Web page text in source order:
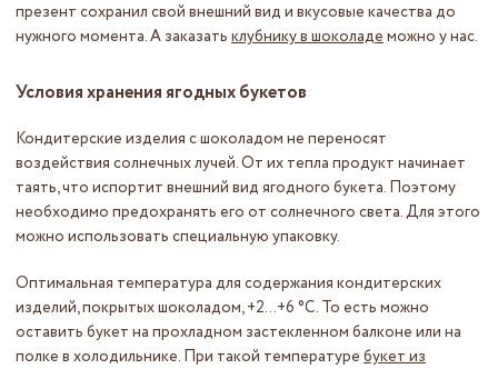
презент сохранил свой внешний вид и вкусовые качества до
нужного момента. А заказать клубнику в шоколадеможно у нас.
Условия хранения ягодных букетов
Кондитерские изделия с шоколадом не переносят
воздействия солнечных лучей. От их тепла продукт начинает
таять, что испортит внешний вид ягодного букета. Поэтому
необходимо предохранять его от солнечного света. Для этого
можно использовать специальную упаковку.
Оптимальная температура для содержания кондитерских
изделий, покрытых шоколадом, +2...+6 °С. То есть можно
оставить букет на прохладном застекленном балконе или на
полке в холодильнике. При такой температуре букет из